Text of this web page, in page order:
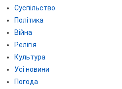
Суспільство
Політика
Війна
Релігія
Культура
Усі новини
Погода